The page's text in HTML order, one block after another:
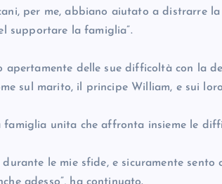
per me, abbiano aiutato a distrarre
supportare la famiglia”.
apertamente delle sue difficoltà con la
sul marito, il principe William, e sui
famiglia unita che affronta insieme le
le mie sfide, e sicuramente